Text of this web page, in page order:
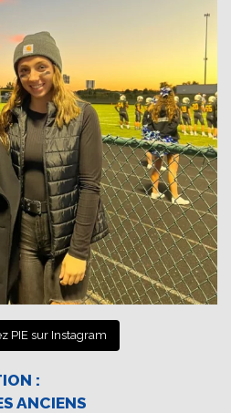
PIE sur Instagram
:
ANCIENS